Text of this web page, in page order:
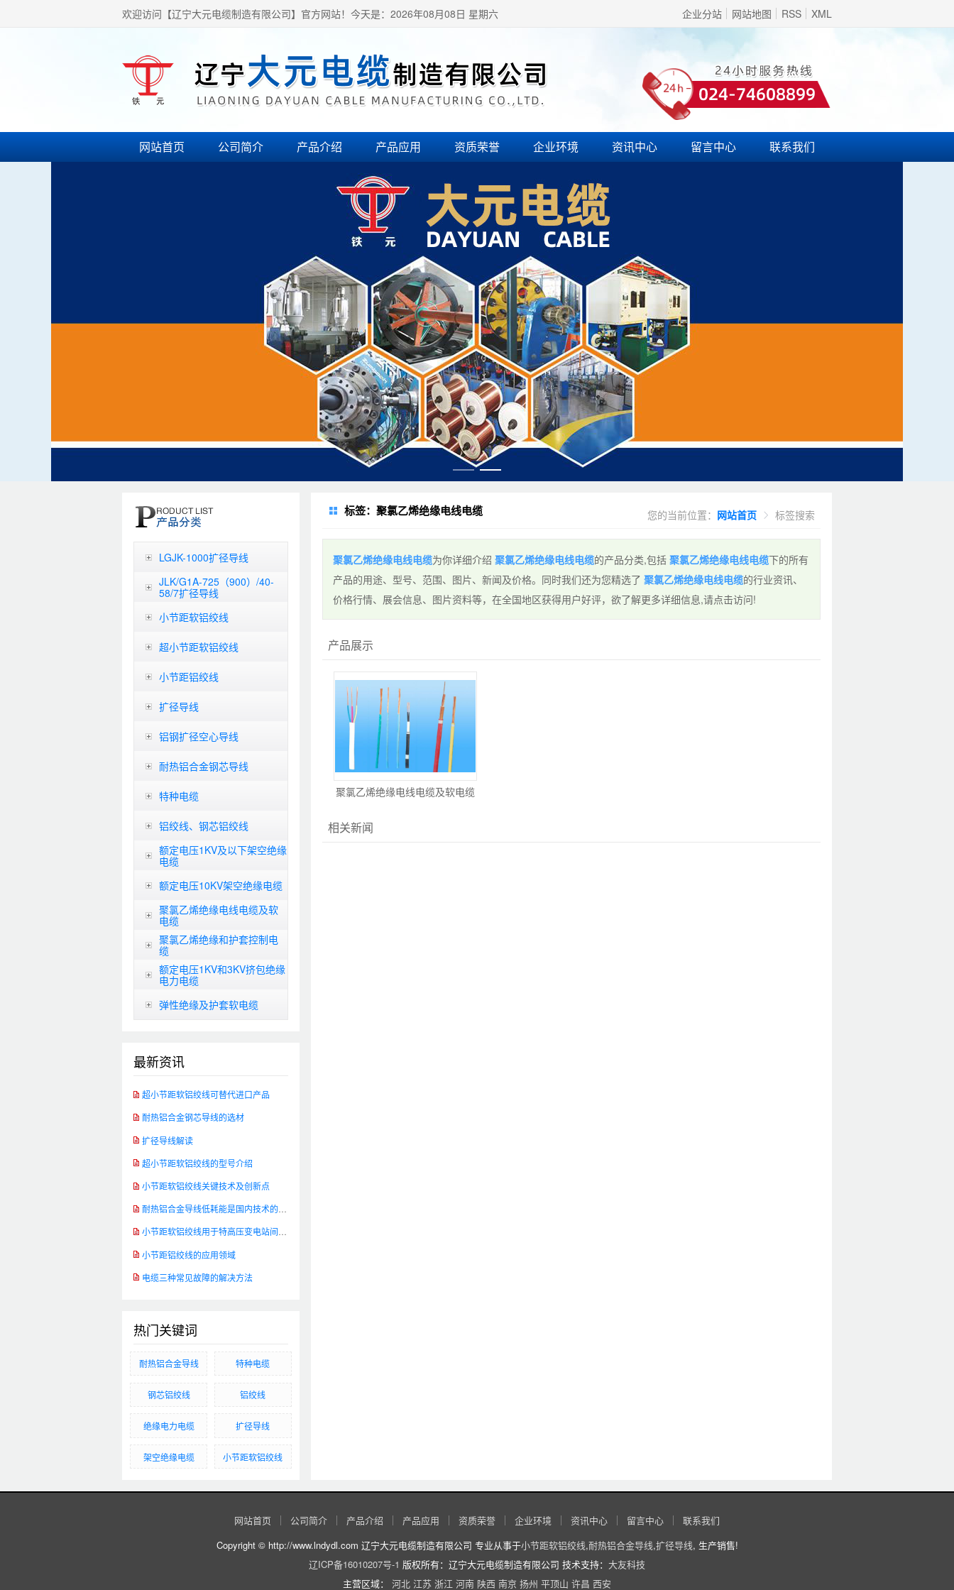
欢迎访问【辽宁大元电缆制造有限公司】官方网站！ 今天是：2026年08月08日 星期六 企业分站 网站地图 RSS XML
网站首页 公司简介 产品介绍 产品应用 资质荣誉 企业环境 资讯中心 留言中心 联系我们
LGJK-1000扩径导线
JLK/G1A-725（900）/40-
58/7扩径导线
小节距软铝绞线
超小节距软铝绞线
小节距铝绞线
扩径导线
铝钢扩径空心导线
耐热铝合金钢芯导线
特种电缆
铝绞线、钢芯铝绞线
额定电压1KV及以下架空绝缘
电缆
额定电压10KV架空绝缘电缆
聚氯乙烯绝缘电线电缆及软
电缆
聚氯乙烯绝缘和护套控制电
缆
额定电压1KV和3KV挤包绝缘
电力电缆
弹性绝缘及护套软电缆
最新资讯
超小节距软铝绞线可替代进口产品
耐热铝合金钢芯导线的选材
扩径导线解读
超小节距软铝绞线的型号介绍
小节距软铝绞线关键技术及创新点
小节距铝绞线的应用领域
电缆三种常见故障的解决方法
热门关键词
耐热铝合金导线 特种电缆
钢芯铝绞线 铝绞线
绝缘电力电缆 扩径导线
架空绝缘电缆 小节距软铝绞线
标签：聚氯乙烯绝缘电线电缆 您的当前位置： 网站首页 标签搜索
聚氯乙烯绝缘电线电缆为你详细介绍 聚氯乙烯绝缘电线电缆的产品分类,包括 聚氯乙烯绝缘电线电缆下的所有
产品的用途、型号、范围、图片、新闻及价格。同时我们还为您精选了 聚氯乙烯绝缘电线电缆的行业资讯、
价格行情、展会信息、图片资料等，在全国地区获得用户好评，欲了解更多详细信息,请点击访问!
产品展示
聚氯乙烯绝缘电线电缆及软电缆
相关新闻
网站首页 公司简介 产品介绍 产品应用 资质荣誉 企业环境 资讯中心 留言中心
联系我们
Copyright © http://www.lndydl.com 辽宁大元电缆制造有限公司 专业从事于小节距软铝绞线,耐热铝合金导线,扩径导线, 生产销售!
辽ICP备16010207号-1 版权所有：辽宁大元电缆制造有限公司 技术支持： 大友科技
主营区域： 河北 江苏 浙江 河南 陕西 南京 扬州 平顶山 许昌 西安